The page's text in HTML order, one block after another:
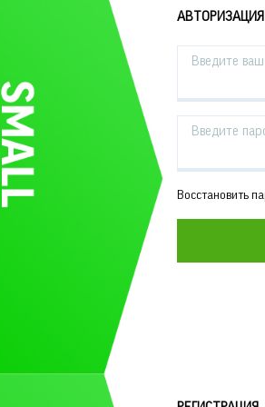
АВТОРИЗАЦИЯ
Введите
Введите
Восстановить